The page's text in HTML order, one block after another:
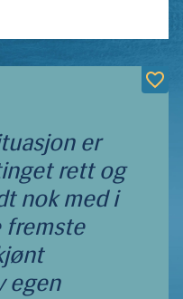
er
rett og
nok med i
fremste
egen